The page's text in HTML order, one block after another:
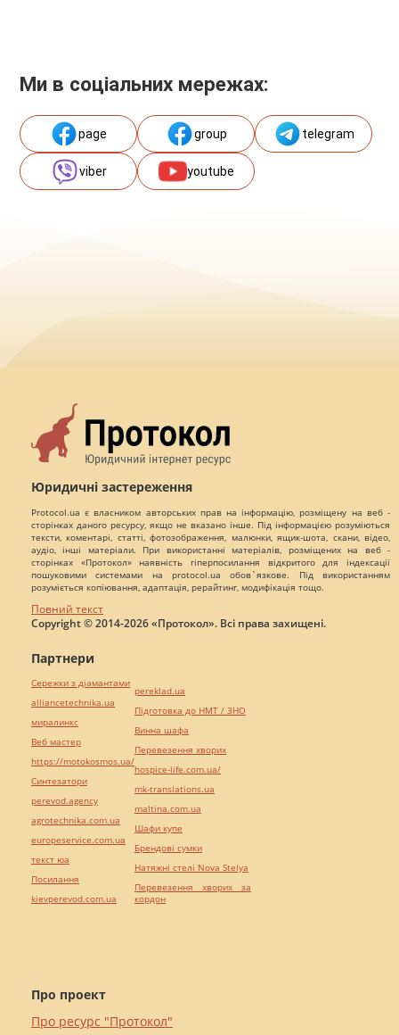
Ми в соціальних мережах:
page group telegram
viber youtube
Юридичні застереження
Protocol.ua є власником авторських прав на інформацію, розміщену на веб -
сторінках даного ресурсу, якщо не вказано інше. Під інформацією розуміються
тексти, коментарі, статті, фотозображення, малюнки, ящик-шота, скани, відео,
аудіо, інші матеріали. При використанні матеріалів, розміщених на веб -
сторінках «Протокол» наявність гіперпосилання відкритого для індексації
пошуковими системами на protocol.ua обов`язкове. Під використанням
розуміється копіювання, адаптація, рерайтинг, модифікація тощо.
Повний текст
Copyright © 2014-2026 «Протокол». Всі права захищені.
Про проект
Про ресурс "Протокол"
Партнери
Сережки з діамантами
alliancetechnika.ua
миралинкс
Веб мастер
https://motokosmos.ua/
Синтезатори
perevod.agency
agrotechnika.com.ua
europeservice.com.ua
текст юа
Посилання
kievperevod.com.ua
pereklad.ua
Підготовка до НМТ / ЗНО
Винна шафа
Перевезення хворих
hospice-life.com.ua/
mk-translations.ua
maltina.com.ua
Шафи купе
Брендові сумки
Натяжні стелі Nova Stelya
Перевезення хворих за
кордон